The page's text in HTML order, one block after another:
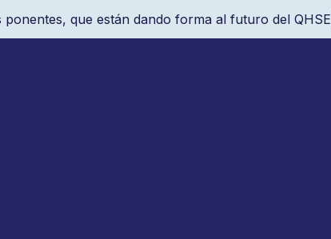
que están dando forma al futuro del QHSE